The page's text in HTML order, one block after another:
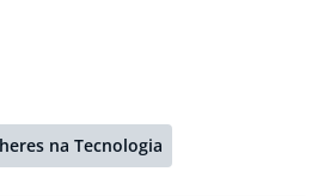
na Tecnologia